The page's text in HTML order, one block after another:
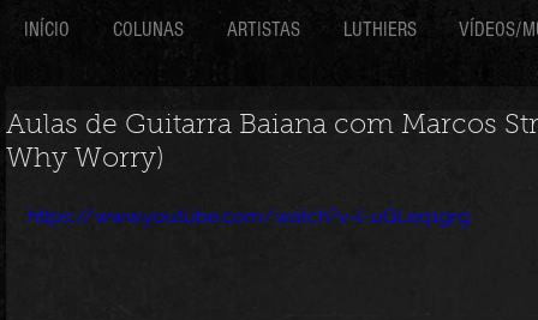
INÍCIO COLUNAS ARTISTAS LUTHIERS VÍDEOS/
Aulas de Guitarra Baiana com Marcos
Why Worry)
https://www.youtube.com/watch?v=l-uQLeq1grg